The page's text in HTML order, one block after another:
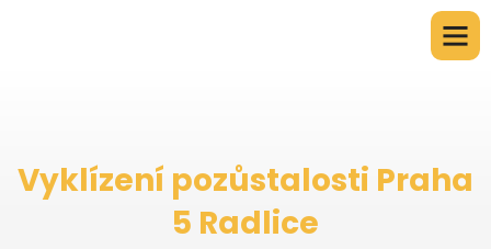
Vyklízení pozůstalosti Praha
5 Radlice